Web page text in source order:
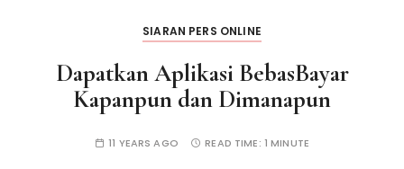
SIARAN PERS ONLINE
Dapatkan Aplikasi BebasBayar
Kapanpun dan Dimanapun
11 YEARS AGO READ TIME: 1 MINUTE